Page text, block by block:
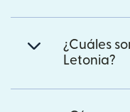
¿Cuáles
Letonia?